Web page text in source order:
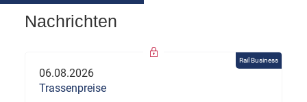
Nachrichten
Rail Business
06.08.2026
Trassenpreise